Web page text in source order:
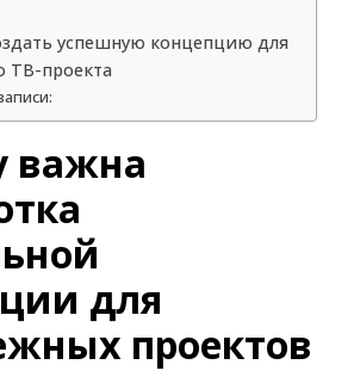
успешную концепцию для
ТВ-проекта
важна
для
проектов